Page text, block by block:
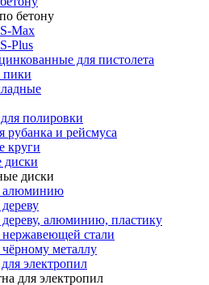
бетону
Max
Plus
для пистолета
пики
полировки
рубанка и рейсмуса
круги
диски
алюминию, пластику
стали
металлу
электропил
для электропил